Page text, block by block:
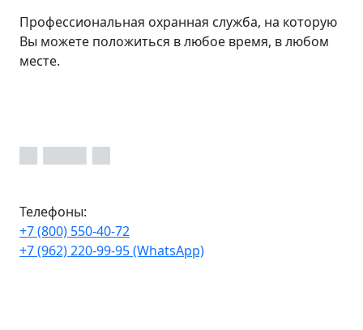
Профессиональная охранная служба, на которую
Вы можете положиться в любое время, в любом
месте.
Телефоны:
+7 (800) 550-40-72
+7 (962) 220-99-95 (WhatsApp)